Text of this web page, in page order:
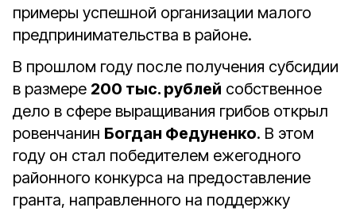
примеры успешной организации малого
предпринимательства в районе.
В прошлом году после получения субсидии
в размере 200 тыс. рублей собственное
дело в сфере выращивания грибов открыл
ровенчанин Богдан Федуненко. В этом
году он стал победителем ежегодного
районного конкурса на предоставление
гранта, направленного на поддержку